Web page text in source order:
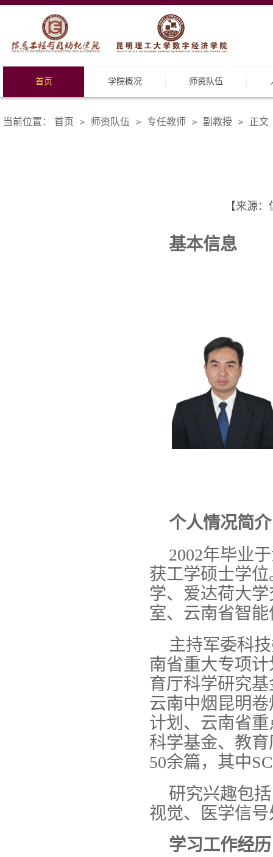
首页 学院概况 师资队伍
当前位置： 首页 > 师资队伍 > 专任教师 > 副教授 > 正文
【来源
基本信息
个人情况简介
2002年毕业
获工学硕士学
学、爱达荷大
室、云南省智
主持军委科
南省重大专项
育厅科学研究
云南中烟昆明
计划、云南省
科学基金、教
50余篇，其中
研究兴趣包
视觉、医学信
学习工作经历